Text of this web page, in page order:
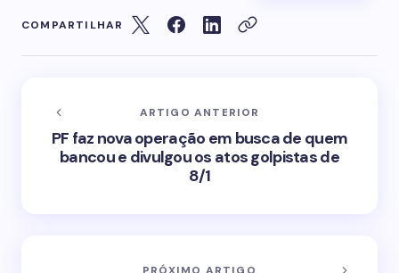
COMPARTILHAR
ARTIGO ANTERIOR
PF faz nova operação em busca de quem
bancou e divulgou os atos golpistas de
8/1